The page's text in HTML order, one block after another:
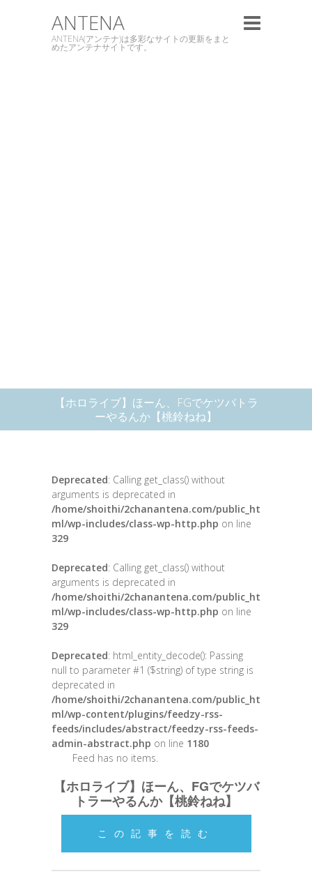
ANTENA
ANTENA(アンテナ)は多彩なサイトの更新をまと
めたアンテナサイトです。
【ホロライブ】ほーん、FGでケツバトラ
ーやるんか【桃鈴ねね】
Deprecated: Calling get_class() without
arguments is deprecated in
/home/shoithi/2chanantena.com/public_ht
ml/wp-includes/class-wp-http.php on line
329
Deprecated: Calling get_class() without
arguments is deprecated in
/home/shoithi/2chanantena.com/public_ht
ml/wp-includes/class-wp-http.php on line
329
Deprecated: html_entity_decode(): Passing
null to parameter #1 ($string) of type string is
deprecated in
/home/shoithi/2chanantena.com/public_ht
ml/wp-content/plugins/feedzy-rss-
feeds/includes/abstract/feedzy-rss-feeds-
admin-abstract.php on line 1180
Feed has no items.
【ホロライブ】ほーん、FGでケツバ
トラーやるんか【桃鈴ねね】
この記事を読む